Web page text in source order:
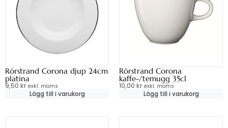
Rörstrand Corona djup 24cm
platina
9,50 kr exkl. moms
Lägg till i varukorg
Rörstrand Corona
kaffe-/temugg 35cl
10,00 kr exkl. moms
Lägg till i varukorg